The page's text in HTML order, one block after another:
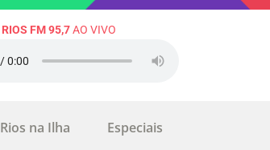
RIOS FM 95,7AO VIVO
Rios na Ilha Especiais